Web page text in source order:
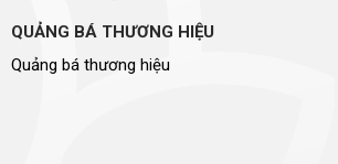
QUẢNG BÁ THƯƠNG HIỆU
Quảng bá thương hiệu